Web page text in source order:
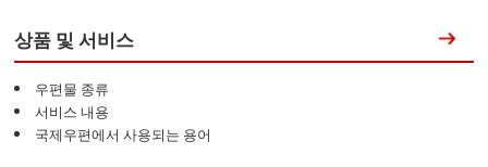
상품 및 서비스
우편물 종류
서비스 내용
국제우편에서 사용되는 용어